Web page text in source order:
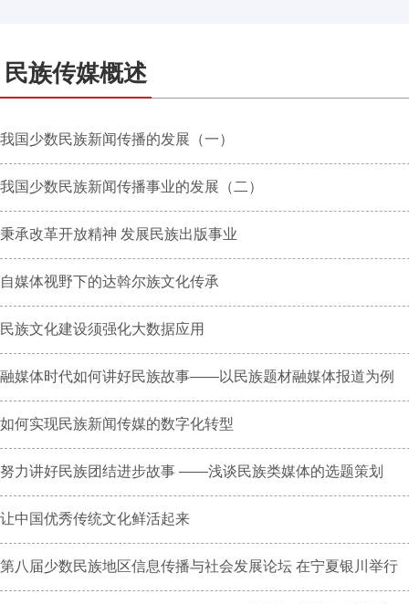
民族传媒概述
我国少数民族新闻传播的发展（一）
我国少数民族新闻传播事业的发展（二）
秉承改革开放精神 发展民族出版事业
自媒体视野下的达斡尔族文化传承
民族文化建设须强化大数据应用
融媒体时代如何讲好民族故事——以民族题材融媒体报道为例
如何实现民族新闻传媒的数字化转型
努力讲好民族团结进步故事 ——浅谈民族类媒体的选题策划
让中国优秀传统文化鲜活起来
第八届少数民族地区信息传播与社会发展论坛 在宁夏银川举行